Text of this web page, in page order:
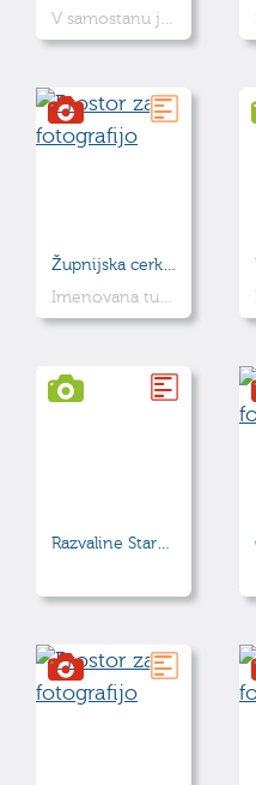
V samostanu je knjižnica, ki hrani mnoga neprecenljiva dela.
Župnijska cerkev Marijinega brezmadežnega spočetja
Imenovana tudi župnijska cerkev na Šutni
Razvaline Starega gradu